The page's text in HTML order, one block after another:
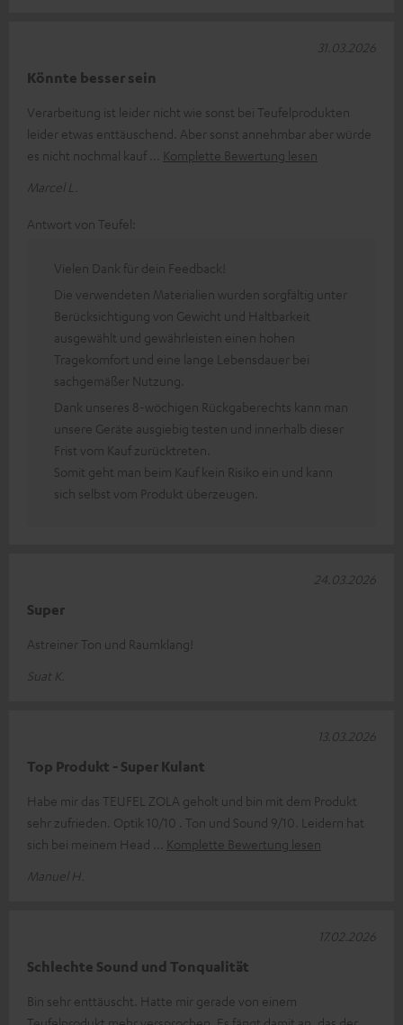
Könnte besser sein
Verarbeitung ist leider nicht wie sonst bei Teufelprodukten
leider etwas enttäuschend. Aber sonst annehmbar aber würde
es nicht nochmal kauf
Komplette Bewertung lesen
Marcel L.
31.03.2026
Antwort von Teufel:
Vielen Dank für dein Feedback!
Die verwendeten Materialien wurden sorgfältig unter
Berücksichtigung von Gewicht und Haltbarkeit
ausgewählt und gewährleisten einen hohen
Tragekomfort und eine lange Lebensdauer bei
sachgemäßer Nutzung.
Dank unseres 8-wöchigen Rückgaberechts kann man
unsere Geräte ausgiebig testen und innerhalb dieser
Frist vom Kauf zurücktreten.
Somit geht man beim Kauf kein Risiko ein und kann
sich selbst vom Produkt überzeugen.
Super
Astreiner Ton und Raumklang!
Suat K.
24.03.2026
Top Produkt - Super Kulant
Habe mir das TEUFEL ZOLA geholt und bin mit dem Produkt
sehr zufrieden. Optik 10/10 . Ton und Sound 9/10. Leidern hat
sich bei meinem Head
Komplette Bewertung lesen
Manuel H.
13.03.2026
Schlechte Sound und Tonqualität
Bin sehr enttäuscht. Hatte mir gerade von einem
17.02.2026